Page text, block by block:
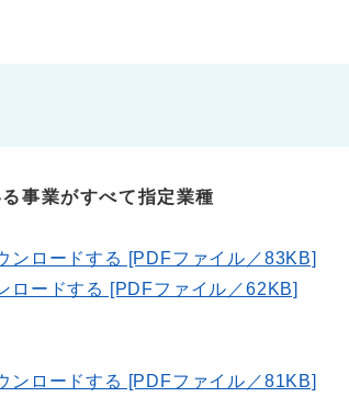
事業がすべて指定業種
ンロードする [PDFファイル／83KB]
ロードする [PDFファイル／62KB]
ンロードする [PDFファイル／81KB]